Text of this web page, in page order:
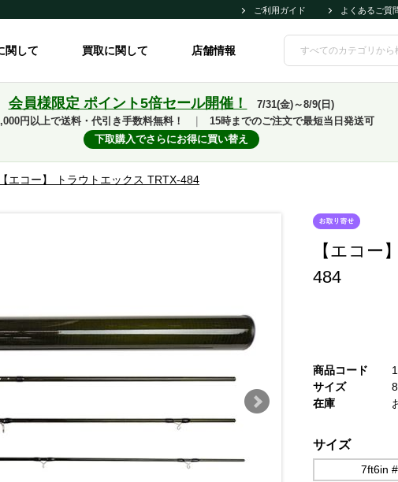
ご利用ガイド よくあるご質
関して 買取に関して 店舗情報
会員様限定 ポイント5倍セール開催！
7/31(金)～8/9(日)
円以上で送料・代引き手数料無料！
15時までのご注文で最短当日発送可
下取購入でさらにお得に買い替え
【エコー】 トラウトエックス TRTX-484
【エコー
484
商品コード
サイズ
在庫
サイズ
7ft6in